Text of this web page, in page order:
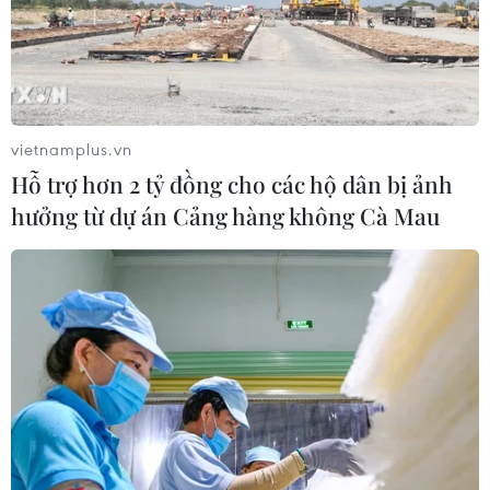
Triều Tiên quan ngại các hoạt động
quân sự của Mỹ, Nhật Bản và NATO
03/08/2026 08:42
Hàn Quốc lần đầu thử nghiệm rà phá
03/08/2026 07:22
Tàu chiến Hàn Quốc giành danh
hiệu 'Top Gun trên biển' tại RIMPAC
sau 16 năm
vietnamplus.vn
Hỗ trợ hơn 2 tỷ đồng cho các hộ dân bị ảnh
hưởng từ dự án Cảng hàng không Cà Mau